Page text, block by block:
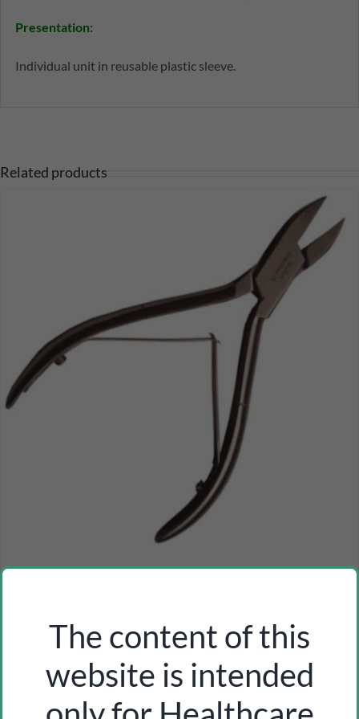
Presentation:
Individual unit in reusable plastic sleeve.
Related products
medical waitch manicure nipper
The content of this
website is intended